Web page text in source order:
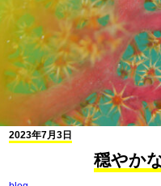
2023年7月3日
穏やか